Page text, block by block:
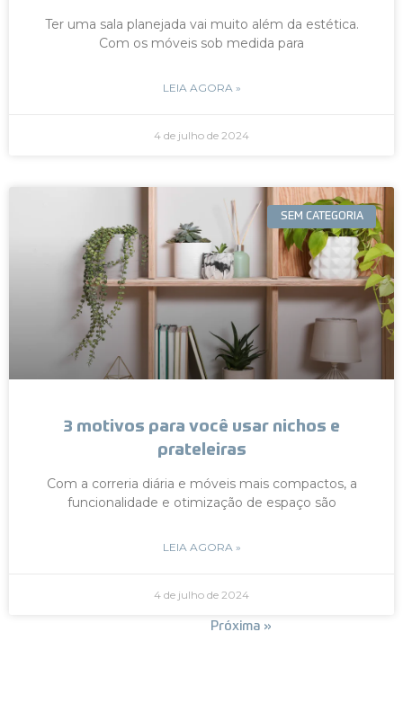
Ter uma sala planejada vai muito além da estética.
Com os móveis sob medida para
LEIA AGORA »
4 de julho de 2024
SEM CATEGORIA
3 motivos para você usar nichos e
prateleiras
Com a correria diária e móveis mais compactos, a
funcionalidade e otimização de espaço são
LEIA AGORA »
4 de julho de 2024
Próxima »